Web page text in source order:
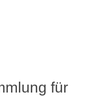
für